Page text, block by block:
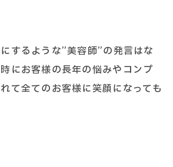
するような”美容師”の発言はな
にお客様の長年の悩みやコンプ
て全てのお客様に笑顔になっても